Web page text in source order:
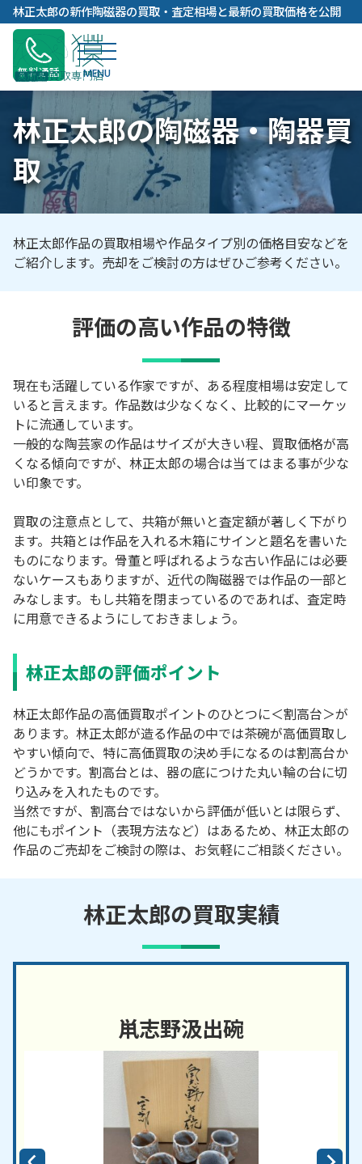
内
容
キ
ッ
プ
林正太郎の新作陶磁器の買取・査定相場と最新の買取価格を公開
無料通話
林正太郎の陶磁器・陶器買
取
林正太郎作品の買取相場や作品タイプ別の価格目安などを
ご紹介します。売却をご検討の方はぜひご参考ください。
評価の高い作品の特徴
現在も活躍している作家ですが、ある程度相場は安定して
いると言えます。作品数は少なくなく、比較的にマーケッ
トに流通しています。
一般的な陶芸家の作品はサイズが大きい程、買取価格が高
くなる傾向ですが、林正太郎の場合は当てはまる事が少な
い印象です。
買取の注意点として、共箱が無いと査定額が著しく下がり
ます。共箱とは作品を入れる木箱にサインと題名を書いた
ものになります。骨董と呼ばれるような古い作品には必要
ないケースもありますが、近代の陶磁器では作品の一部と
みなします。もし共箱を閉まっているのであれば、査定時
に用意できるようにしておきましょう。
林正太郎の評価ポイント
林正太郎作品の高価買取ポイントのひとつに＜割高台＞が
あります。林正太郎が造る作品の中では茶碗が高価買取し
やすい傾向で、特に高価買取の決め手になるのは割高台か
どうかです。割高台とは、器の底につけた丸い輪の台に切
り込みを入れたものです。
当然ですが、割高台ではないから評価が低いとは限らず、
他にもポイント（表現方法など）はあるため、林正太郎の
作品のご売却をご検討の際は、お気軽にご相談ください。
林正太郎の買取実績
鼡志野汲出碗